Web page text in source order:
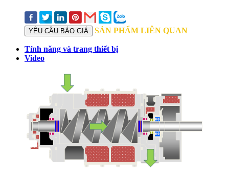
YÊU CẦU BÁO GIÁ SẢN PHẨM LIÊN QUAN
Tính năng và trang thiết bị
Video